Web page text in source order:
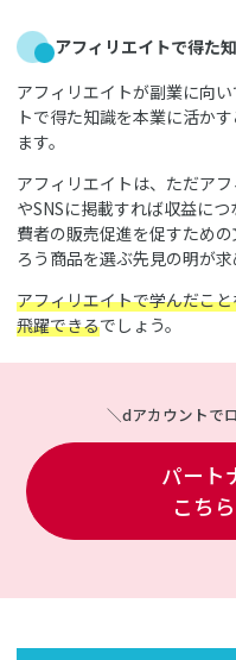
アフィリエイトで得た
アフィリエイトが副業に向
トで得た知識を本業に活か
ます。
アフィリエイトは、ただア
やSNSに掲載すれば収益に
費者の販売促進を促すため
ろう商品を選ぶ先見の明が求
アフィリエイトで学んだこ
飛躍できるでしょう。
＼dアカウントで
パート
こち